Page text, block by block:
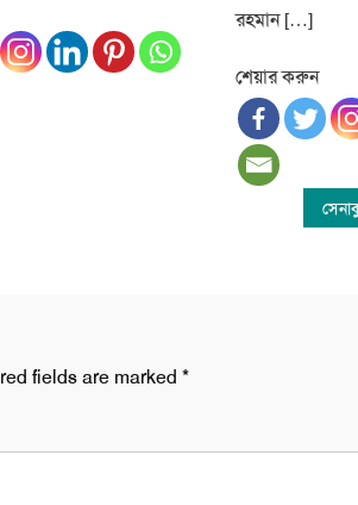
রহমান […]
শেয়ার করুন
fields are marked *